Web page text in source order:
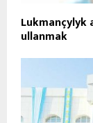
ullanmak